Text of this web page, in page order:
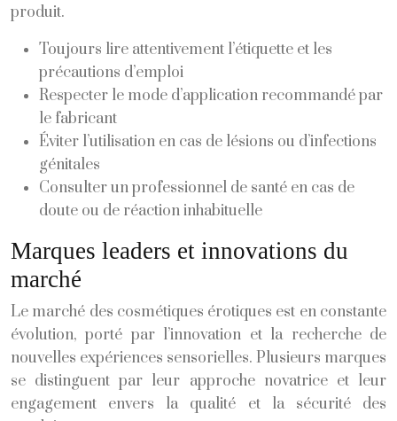
produit.
Toujours lire attentivement l’étiquette et les
précautions d’emploi
Respecter le mode d’application recommandé par
le fabricant
Éviter l’utilisation en cas de lésions ou d’infections
génitales
Consulter un professionnel de santé en cas de
doute ou de réaction inhabituelle
Marques leaders et innovations du
marché
Le marché des cosmétiques érotiques est en constante
évolution, porté par l’innovation et la recherche de
nouvelles expériences sensorielles. Plusieurs marques
se distinguent par leur approche novatrice et leur
engagement envers la qualité et la sécurité des